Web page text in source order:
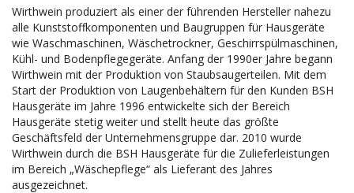
Wirthwein produziert als einer der führenden Hersteller nahezu
alle Kunststoffkomponenten und Baugruppen für Hausgeräte
wie Waschmaschinen, Wäschetrockner, Geschirrspülmaschinen,
Kühl- und Bodenpflegegeräte. Anfang der 1990er Jahre begann
Wirthwein mit der Produktion von Staubsaugerteilen. Mit dem
Start der Produktion von Laugenbehältern für den Kunden BSH
Hausgeräte im Jahre 1996 entwickelte sich der Bereich
Hausgeräte stetig weiter und stellt heute das größte
Geschäftsfeld der Unternehmensgruppe dar. 2010 wurde
Wirthwein durch die BSH Hausgeräte für die Zulieferleistungen
im Bereich „Wäschepflege“ als Lieferant des Jahres
ausgezeichnet.